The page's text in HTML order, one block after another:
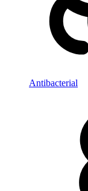
Antibacterial